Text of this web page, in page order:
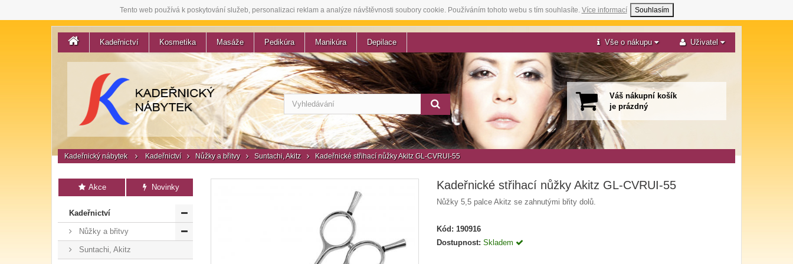
Tento web používá k poskytování služeb, personalizaci reklam a analýze návštěvnosti soubory cookie. Používáním tohoto webu s tím souhlasíte. Více informací Souhlasím
Kadeřnictví Kosmetika Masáže Pedikúra Manikúra Depilace Vše o nákupu Uživatel
Váš nákupní košík
je prázdný
Kadeřnický nábytek Kadeřnictví Nůžky a břitvy Suntachi, Akitz Kadeřnické střihací nůžky Akitz GL-CVRUI-55
Akce Novinky
Kadeřnictví
Nůžky a břitvy
Suntachi, Akitz
Kadeřnické střihací nůžky Akitz GL-CVRUI-55
Nůžky 5,5 palce Akitz se zahnutými břity dolů.
Kód: 190916
Dostupnost: Skladem